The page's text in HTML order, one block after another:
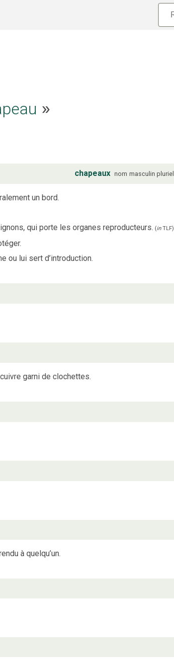
»
chapeaux nom masculin pluriel
un bord.
qui porte les organes reproducteurs. (inTLF)
ou lui sert d’introduction.
garni de clochettes.
à quelqu’un.